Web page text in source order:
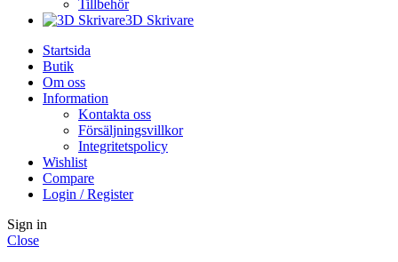
Tillbehör
3D Skrivare
Startsida
Butik
Om oss
Information
Kontakta oss
Försäljningsvillkor
Integritetspolicy
Wishlist
Compare
Login / Register
Sign in
Close